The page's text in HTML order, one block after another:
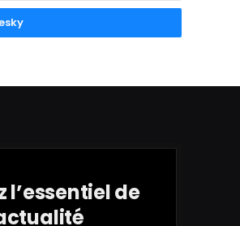
l’essentiel de